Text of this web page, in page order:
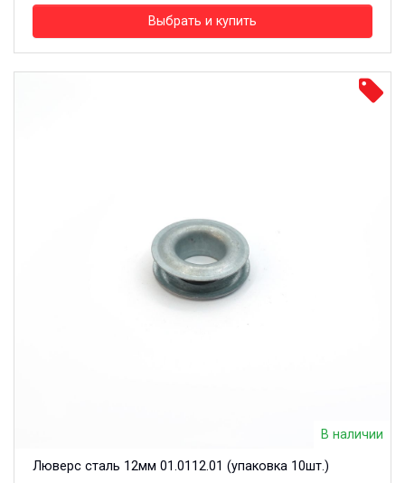
Выбрать и купить
В наличии
Люверс сталь 12мм 01.0112.01 (упаковка 10шт.)